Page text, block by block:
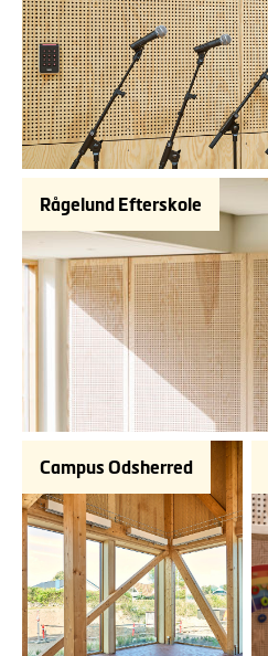
Rågelund Efterskole
Campus Odsherred